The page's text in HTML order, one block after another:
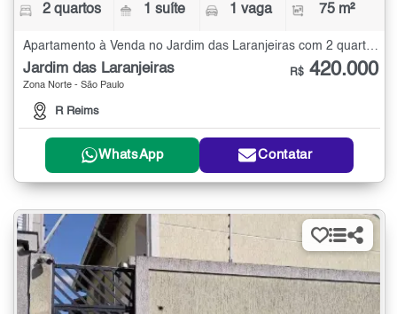
2 quartos 1 suíte 1 vaga 75 m²
Jardim das Laranjeiras
Zona Norte - São Paulo
R Reims
R$ 420.000
WhatsApp Contatar